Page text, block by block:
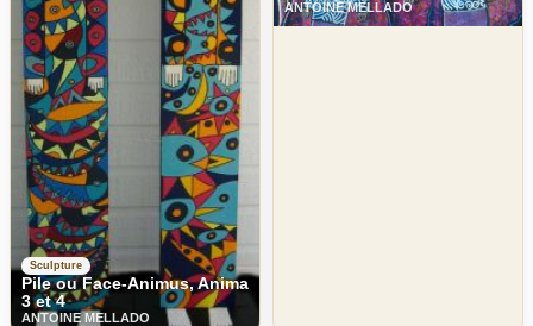
Sculpture
Pile ou Face-Animus, Anima
3 et 4
ANTOINE MELLADO
ANTOINE MELLADO